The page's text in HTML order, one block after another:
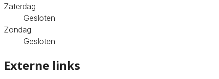
Zaterdag
Gesloten
Zondag
Gesloten
Externe links